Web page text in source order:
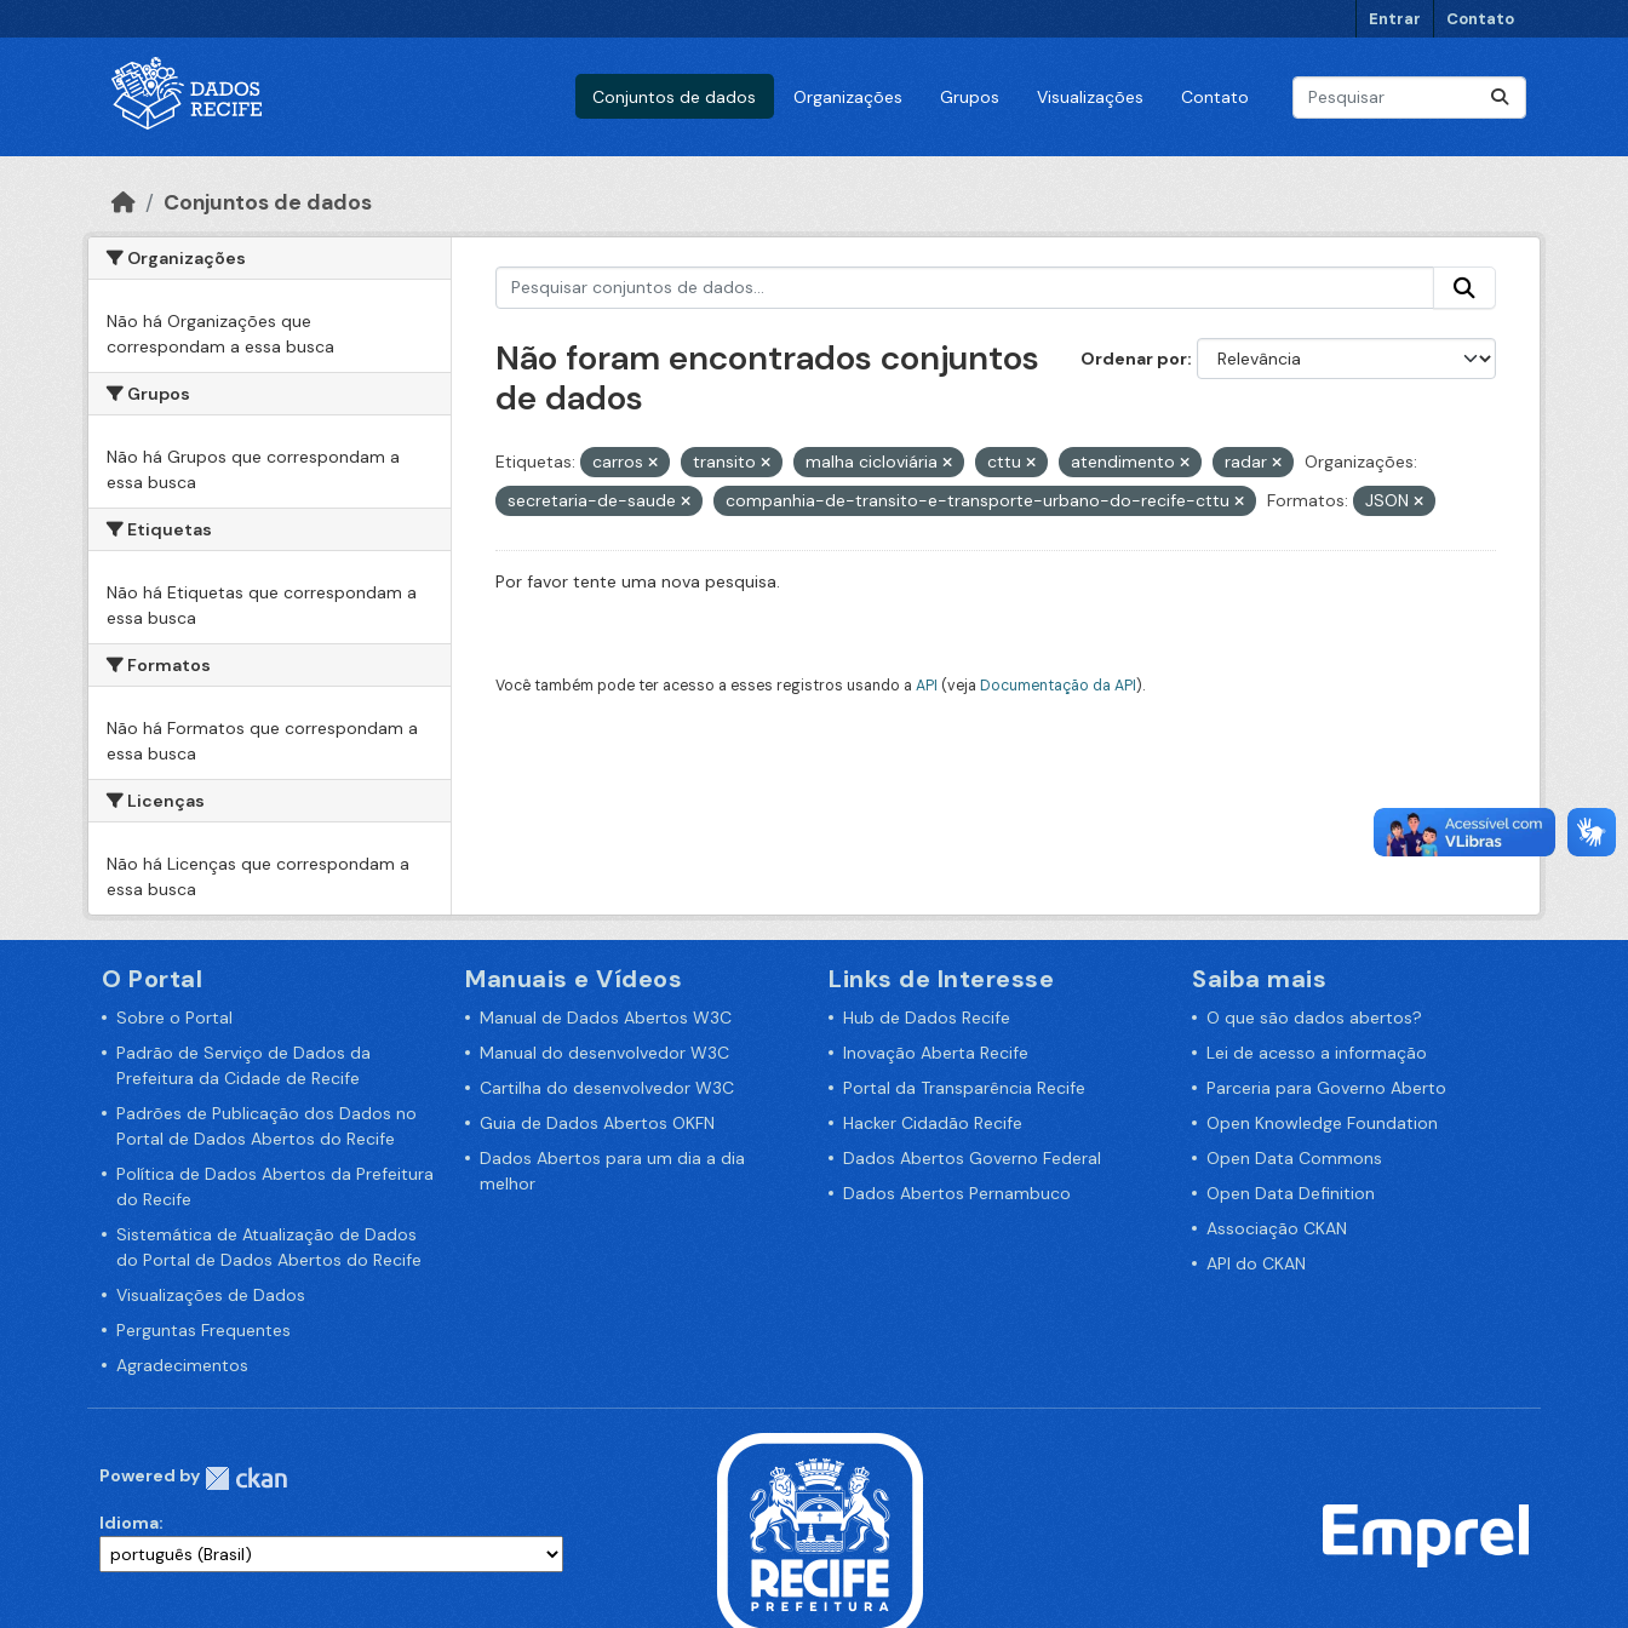
Entrar Contato
Conjuntos de dados Organizações Grupos Visualizações Contato
Conjuntos de dados
Organizações
Não há Organizações que
correspondam a essa busca
Grupos
Não há Grupos que correspondam a
essa busca
Etiquetas
Não há Etiquetas que correspondam a
essa busca
Formatos
Não há Formatos que correspondam a
essa busca
Licenças
Não há Licenças que correspondam a
essa busca
Ordenar por
Não foram encontrados conjuntos
de dados
Etiquetas: carros transito malha cicloviária cttu atendimento radar
Organizações:
secretaria-de-saude
companhia-de-transito-e-transporte-urbano-do-recife-cttu Formatos: JSON
Por favor tente uma nova pesquisa.
Você também pode ter acesso a esses registros usando a API (veja Documentação da API).
O Portal
Sobre o Portal
Padrão de Serviço de Dados da
Prefeitura da Cidade de Recife
Padrões de Publicação dos Dados no
Portal de Dados Abertos do Recife
Política de Dados Abertos da Prefeitura
do Recife
Sistemática de Atualização de Dados
do Portal de Dados Abertos do Recife
Visualizações de Dados
Perguntas Frequentes
Agradecimentos
Manuais e Vídeos
Manual de Dados Abertos W3C
Manual do desenvolvedor W3C
Cartilha do desenvolvedor W3C
Guia de Dados Abertos OKFN
Dados Abertos para um dia a dia
melhor
Links de Interesse
Hub de Dados Recife
Inovação Aberta Recife
Portal da Transparência Recife
Hacker Cidadão Recife
Dados Abertos Governo Federal
Dados Abertos Pernambuco
Saiba mais
O que são dados abertos?
Lei de acesso a informação
Parceria para Governo Aberto
Open Knowledge Foundation
Open Data Commons
Open Data Definition
Associação CKAN
API do CKAN
Powered by
Idioma